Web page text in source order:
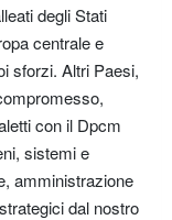
degli Stati
centrale e
sforzi. Altri Paesi,
con il Dpcm
sistemi e
amministrazione
dal nostro